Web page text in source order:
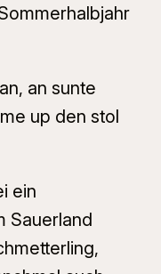
an sunte
up den stol
ein
Sauerland